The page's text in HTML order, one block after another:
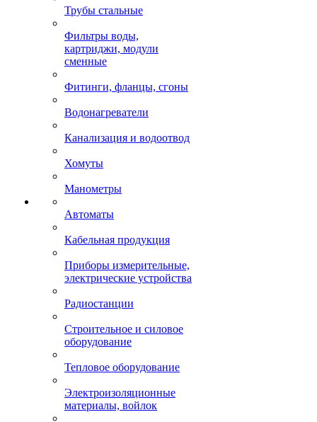
Трубы стальные
Фильтры воды,
картриджи, модули
сменные
Фитинги, фланцы, сгоны
Водонагреватели
Канализация и водоотвод
Хомуты
Манометры
Автоматы
Кабельная продукция
Приборы измерительные,
электрические устройства
Радиостанции
Строительное и силовое
оборудование
Тепловое оборудование
Электроизоляционные
материалы, войлок